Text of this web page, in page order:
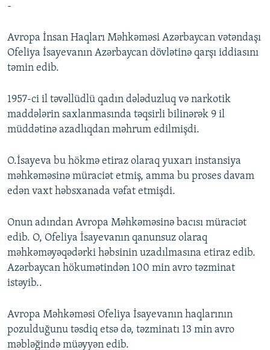
XƏBƏR BÜLLETENLƏRIMIZ
-
Avropa İnsan Haqları Məhkəməsi Azərbaycan vətəndaşı
Ofeliya İsayevanın Azərbaycan dövlətinə qarşı iddiasını
təmin edib.
1957-ci il təvəllüdlü qadın dələduzluq və narkotik
maddələrin saxlanmasında təqsirli bilinərək 9 il
müddətinə azadlıqdan məhrum edilmişdi.
O.İsayeva bu hökmə etiraz olaraq yuxarı instansiya
məhkəməsinə müraciət etmiş, amma bu proses davam
edən vaxt həbsxanada vəfat etmişdi.
Onun adından Avropa Məhkəməsinə bacısı müraciət
edib. O, Ofeliya İsayevanın qanunsuz olaraq
məhkəməyəqədərki həbsinin uzadılmasına etiraz edib.
Azərbaycan hökumətindən 100 min avro təzminat
istəyib..
Avropa Məhkəməsi Ofeliya İsayevanın haqlarının
pozulduğunu təsdiq etsə də, təzminatı 13 min avro
məbləğində müəyyən edib.